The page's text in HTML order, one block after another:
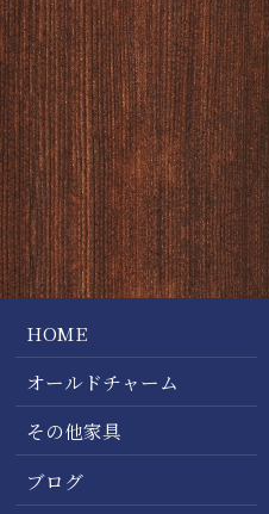
2017/06/14
LDテーブルセット入
2017/05/17
2017/04/26
母の日カード作り
2017/04/22
家具現品特価品 追
2017/04/18
家具現品特価！
HOME
オールドチャーム
その他家具
ブログ